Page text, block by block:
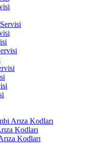
Arıza Kodları
Kodları
Kodları